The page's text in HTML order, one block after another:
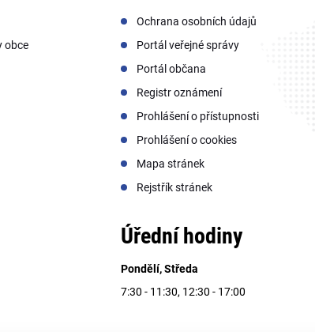
obce
Ochrana osobních údajů
Portál veřejné správy
Portál občana
Registr oznámení
Prohlášení o přístupnosti
Prohlášení o cookies
Mapa stránek
Rejstřík stránek
Úřední hodiny
Pondělí, Středa
7:30 - 11:30, 12:30 - 17:00